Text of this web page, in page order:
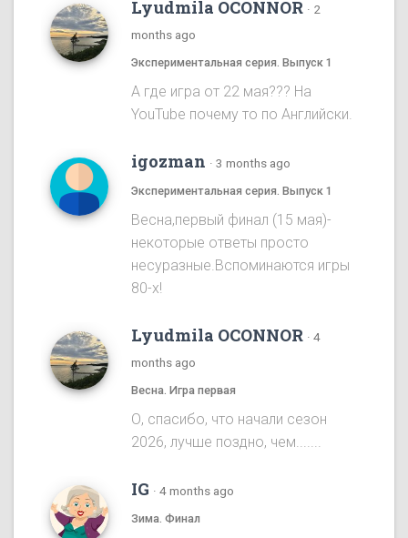
Lyudmila OCONNOR · 2
months ago
Экспериментальная серия. Выпуск 1
А где игра от 22 мая??? На
YouTube почему то по Английски.
igozman · 3 months ago
Экспериментальная серия. Выпуск 1
Весна,первый финал (15 мая)-
некоторые ответы просто
несуразные.Вспоминаются игры
80-х!
Lyudmila OCONNOR · 4
months ago
Весна. Игра первая
О, спасибо, что начали сезон
2026, лучше поздно, чем.......
IG · 4 months ago
Зима. Финал